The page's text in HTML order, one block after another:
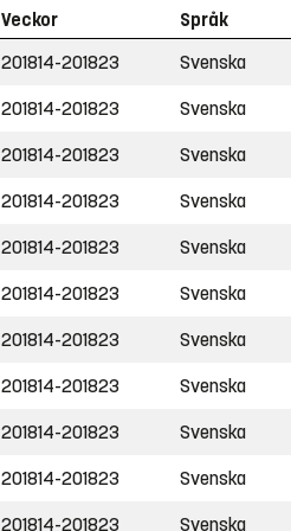
Veckor Språk
201814-201823 Svenska
201814-201823 Svenska
201814-201823 Svenska
201814-201823 Svenska
201814-201823 Svenska
201814-201823 Svenska
201814-201823 Svenska
201814-201823 Svenska
201814-201823 Svenska
201814-201823 Svenska
201814-201823 Svenska